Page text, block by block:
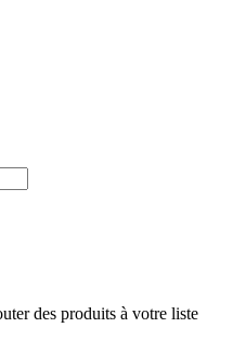
des produits à votre liste